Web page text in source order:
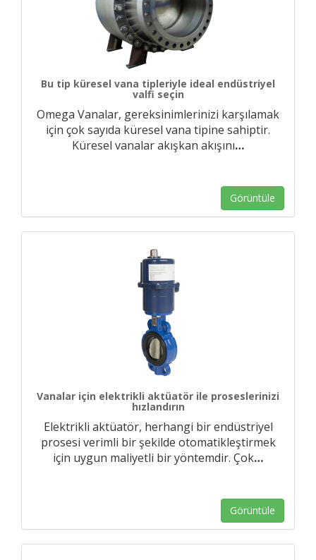
Bu tip küresel vana tipleriyle ideal endüstriyel
valfi seçin
Omega Vanalar, gereksinimlerinizi karşılamak
için çok sayıda küresel vana tipine sahiptir.
Küresel vanalar akışkan akışını…
Görüntüle
Vanalar için elektrikli aktüatör ile proseslerinizi
hızlandırın
Elektrikli aktüatör, herhangi bir endüstriyel
prosesi verimli bir şekilde otomatikleştirmek
için uygun maliyetli bir yöntemdir. Çok…
Görüntüle